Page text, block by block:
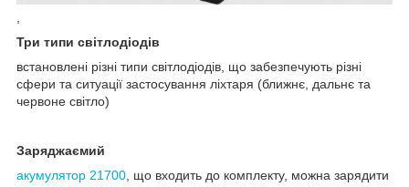
Три типи світлодіодів
встановлені різні типи світлодіодів, що забезпечують різні
сфери та ситуації застосування ліхтаря (ближнє, дальнє та
червоне світло)
Заряджаємий
акумулятор 21700 , що входить до комплекту, можна зарядити